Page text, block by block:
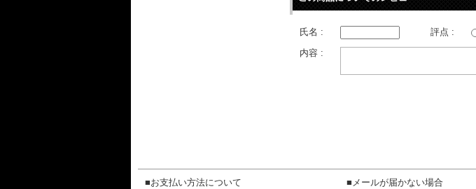
氏名 :
評点 :
内容 :
■お支払い方法について
■メールが届かない場合